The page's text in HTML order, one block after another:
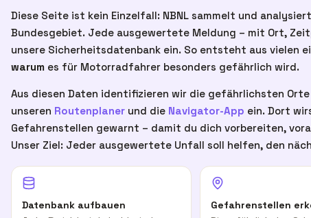
Diese Seite ist kein Einzelfall: NBNL sammelt und
Bundesgebiet. Jede ausgewertete Meldung – mit Ort,
unsere Sicherheitsdatenbank ein. So entsteht aus vielen
warum es für Motorradfahrer besonders gefährlich wird.
Aus diesen Daten identifizieren wir die gefährlichsten
unseren Routenplaner und die Navigator-App ein. Dort
Gefahrenstellen gewarnt – damit du dich vorbereiten,
Unser Ziel: Jeder ausgewertete Unfall soll helfen, den
Datenbank aufbauen Gefahrenstellen